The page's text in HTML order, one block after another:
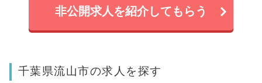
非公開求人を紹介してもらう
千葉県流山市の求人を探す